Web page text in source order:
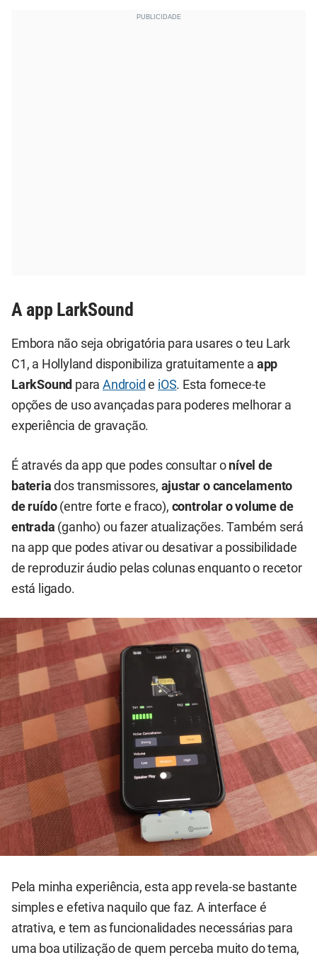
A app LarkSound
Embora não seja obrigatória para usares o teu Lark
C1, a Hollyland disponibiliza gratuitamente a app
LarkSound paraAndroid e iOS. Esta fornece-te
opções de uso avançadas para poderes melhorar a
experiência de gravação.
É através da app que podes consultar o nível de
bateria dos transmissores, ajustar o cancelamento
de ruído(entre forte e fraco), controlar o volume de
entrada (ganho) ou fazer atualizações. Também será
na app que podes ativar ou desativar a possibilidade
de reproduzir áudio pelas colunas enquanto o recetor
está ligado.
Pela minha experiência, esta app revela-se bastante
simples e efetiva naquilo que faz. A interface é
atrativa, e tem as funcionalidades necessárias para
uma boa utilização de quem perceba muito do tema,